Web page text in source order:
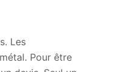
Les
Pour être